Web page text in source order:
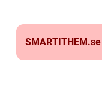
SMARTITHEM.se